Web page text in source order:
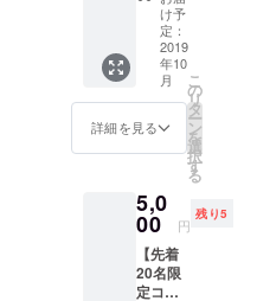
す。
い。。
という
方に
は、、
、こ
れ！！
CD付き
絵本を
ご自宅
ま
す！！
もえ
ちゃ
ん、
ANKAZ
け予
定：
2019
年10
月
詳細を見る
こ
の
リ
タ
ー
ン
を
選
択
す
る
5,0
00 円
残り5
【先着
20名限
定コー